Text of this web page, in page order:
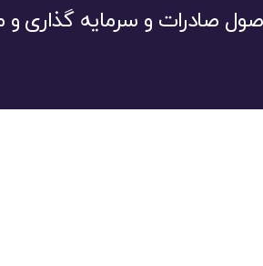
صادرات و سرمایه گذاری و